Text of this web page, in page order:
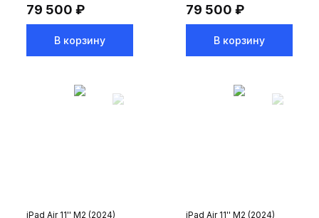
79 500 ₽
В корзину
79 500 ₽
В корзину
iPad Air 11'' M2 (2024) iPad Air 11'' M2 (2024)